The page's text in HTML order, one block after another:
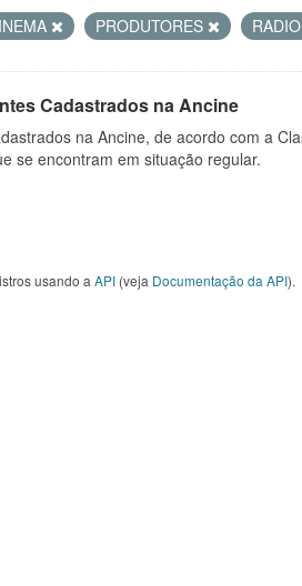
PRODUTORES
Cadastrados na Ancine
na Ancine, de acordo com a
se encontram em situação regular.
usando a API (veja Documentação da API).